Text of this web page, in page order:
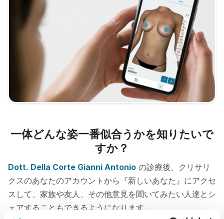
一体どんな姿一番似合うかを知りたいで
すか？
Dott. Della Corte Gianni Antonio の診療後、クリサリ
クスのあなたのアカウントから『新しいあなた』にアクセ
スして、家族や友人、その他意見を聞いてみたい人達とシ
ェアすることもできるようになります。